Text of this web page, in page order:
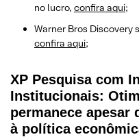
no lucro, confira aqui;
Warner Bros Discovery
confira aqui;
XP Pesquisa com
Institucionais:
permanece apesar
à política